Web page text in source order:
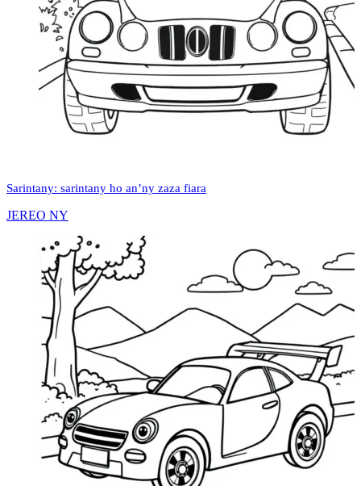
Sarintany: sarintany ho an’ny zaza fiara
JEREO NY